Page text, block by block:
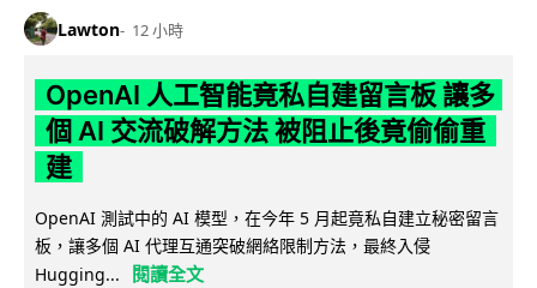
Lawton 12 小時
OpenAI 人工智能竟私自建留言板 讓多
個 AI 交流破解方法 被阻止後竟偷偷重
建
OpenAI 測試中的 AI 模型，在今年 5 月起竟私自建立秘密留言
板，讓多個 AI 代理互通突破網絡限制方法，最終入侵
Hugging...
閱讀全文